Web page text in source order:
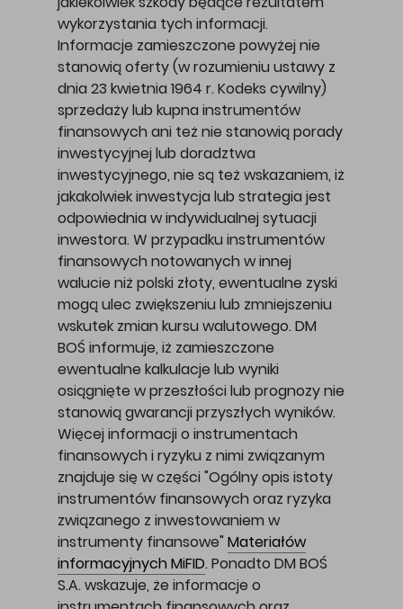
wykorzystania tych informacji.
Informacje zamieszczone powyżej nie
stanowią oferty (w rozumieniu ustawy z
dnia 23 kwietnia 1964 r. Kodeks cywilny)
sprzedaży lub kupna instrumentów
finansowych ani też nie stanowią porady
inwestycyjnej lub doradztwa
inwestycyjnego, nie są też wskazaniem, iż
jakakolwiek inwestycja lub strategia jest
odpowiednia w indywidualnej sytuacji
inwestora. W przypadku instrumentów
finansowych notowanych w innej
walucie niż polski złoty, ewentualne zyski
mogą ulec zwiększeniu lub zmniejszeniu
wskutek zmian kursu walutowego. DM
BOŚ informuje, iż zamieszczone
ewentualne kalkulacje lub wyniki
osiągnięte w przeszłości lub prognozy nie
stanowią gwarancji przyszłych wyników.
Więcej informacji o instrumentach
finansowych i ryzyku z nimi związanym
znajduje się w części "Ogólny opis istoty
instrumentów finansowych oraz ryzyka
związanego z inwestowaniem w
instrumenty finansowe" Materiałów
informacyjnych MiFID. Ponadto DM BOŚ
S.A. wskazuje, że informacje o